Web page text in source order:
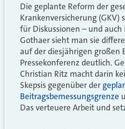
Die geplante Reform der
Krankenversicherung (GKV)
für Diskussionen – und
Gothaer sieht man sie
auf der diesjährigen großen
Pressekonferenz deutlich.
Christian Ritz macht darin
Skepsis gegenüber der
Beitragsbemessungsgrenze
Das verteuere Arbeit und